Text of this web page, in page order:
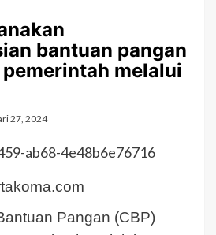
bantuan pangan
pemerintah melalui
27, 2024
Pangan (CBP)